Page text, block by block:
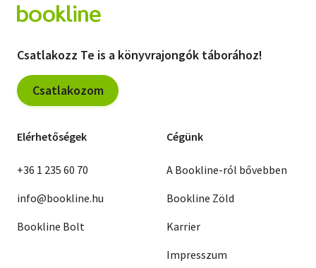
Természettudomány
Történelem
Csatlakozz Te is a könyvrajongók táborához!
Csatlakozom
Elérhetőségek
+36 1 235 60 70
info@bookline.hu
Bookline Bolt
Cégünk
A Bookline-ról bővebben
Bookline Zöld
Karrier
Impresszum